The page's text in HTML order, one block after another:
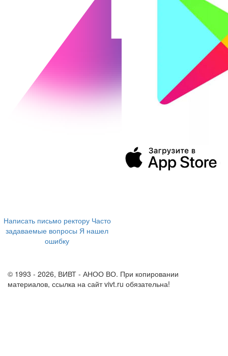
Написать письмо ректору Часто
задаваемые вопросы Я нашел
ошибку
© 1993 - 2026, ВИВТ - АНОО ВО. При копировании
материалов, ссылка на сайт vivt.ru обязательна!